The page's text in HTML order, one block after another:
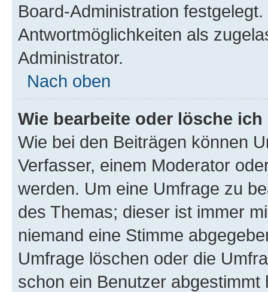
Board-Administration
Antwortmöglichkeiten als
Administrator.
Nach oben
Wie bearbeite oder lösche
Wie bei den Beiträgen können
Verfasser, einem Moderator
werden. Um eine Umfrage zu
des Themas; dieser ist immer
niemand eine Stimme
Umfrage löschen oder die
schon ein Benutzer